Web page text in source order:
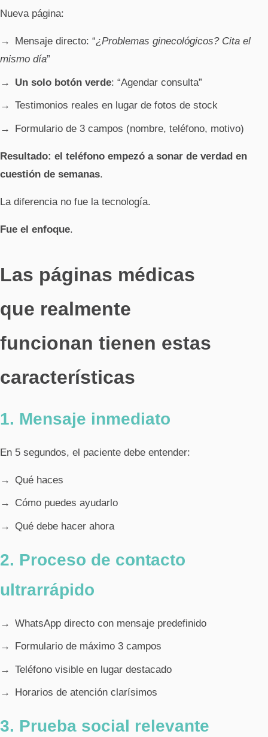
Nueva página:
Mensaje directo: “¿Problemas ginecológicos? Cita el
mismo día”
Un solo botón verde: “Agendar consulta”
Testimonios reales en lugar de fotos de stock
Formulario de 3 campos (nombre, teléfono, motivo)
Resultado: el teléfono empezó a sonar de verdad en
cuestión de semanas.
La diferencia no fue la tecnología.
Fue el enfoque.
Las páginas médicas
que realmente
funcionan tienen estas
características
1. Mensaje inmediato
En 5 segundos, el paciente debe entender:
Qué haces
Cómo puedes ayudarlo
Qué debe hacer ahora
2. Proceso de contacto
ultrarrápido
WhatsApp directo con mensaje predefinido
Formulario de máximo 3 campos
Teléfono visible en lugar destacado
Horarios de atención clarísimos
3. Prueba social relevante